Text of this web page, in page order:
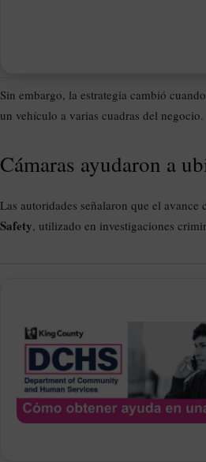
Sin embargo, la estrategia cambió
un vehículo a varias cuadras del negocio.
Cámaras ayudaron a
Las autoridades señalaron que el
Safety, utilizado en investigaciones